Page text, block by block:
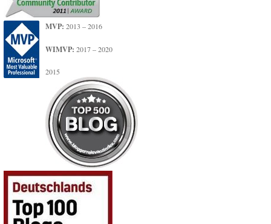
MVP: 2013 – 2016
WIMVP: 2017 – 2020
2015